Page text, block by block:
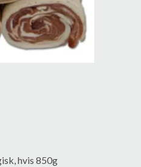
hvis 850g